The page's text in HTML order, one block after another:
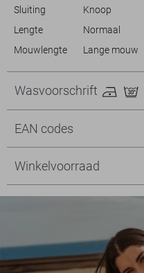
Sluiting
Knoop
Lengte
Normaal
Mouwlengte
Lange mouw
Wasvoorschrift
EAN codes
Winkelvoorraad